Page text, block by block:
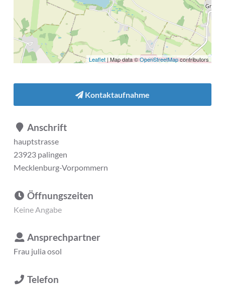
Leaflet | Map data ©OpenStreetMapcontributors
Kontaktaufnahme
Anschrift
hauptstrasse
23923 palingen
Mecklenburg-Vorpommern
Öffnungszeiten
Keine Angabe
Ansprechpartner
Frau julia osol
Telefon